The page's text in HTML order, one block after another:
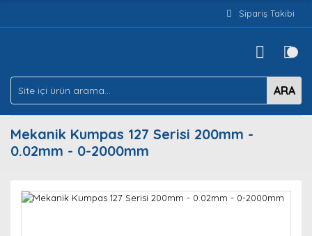
Sipariş Takibi
ARA
Mekanik Kumpas 127 Serisi 200mm -
0.02mm - 0-2000mm